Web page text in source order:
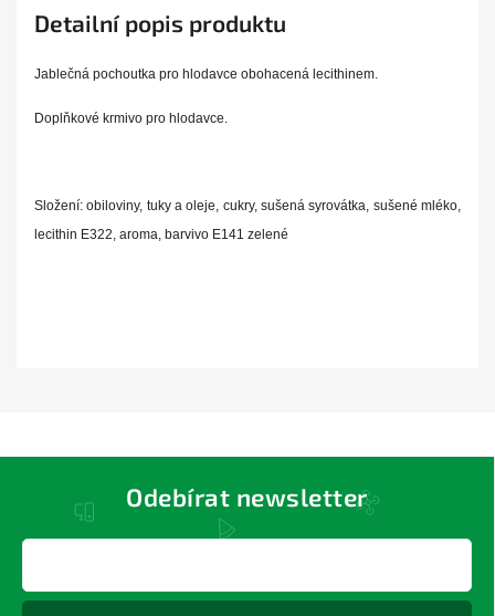
Detailní popis produktu
Jablečná pochoutka pro hlodavce obohacená lecithinem.
Doplňkové krmivo pro hlodavce.
Složení: obiloviny, tuky a oleje, cukry, sušená syrovátka, sušené mléko,
lecithin E322, aroma, barvivo E141 zelené
Odebírat newsletter